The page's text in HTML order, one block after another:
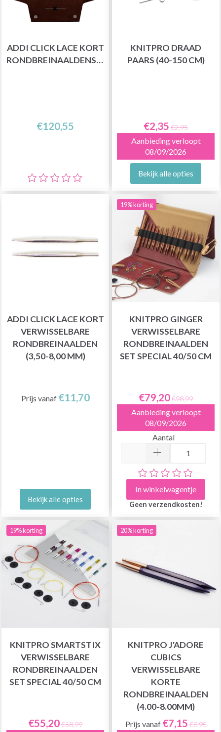
ADDI CLICK LACE KORT
RONDBREINAALDENSET
€120,55
KNITPRO DRAAD
PAARS (40-150 CM)
€2,35 €2,95
Aanbieding verloopt
08/09/2026
Bekijk alle opties
ADDI CLICK LACE KORT
VERWISSELBARE
RONDBREINAALDEN
(3,50-8,00 MM)
Prijs vanaf €11,70
Bekijk alle opties
19% korting
KNITPRO GINGER
VERWISSELBARE
RONDBREINAALDEN
SET SPECIAL 40/50 CM
€79,20€98,99
Aanbieding verloopt
08/09/2026
Aantal
In winkelwagentje
Geen verzendkosten!
19% korting
KNITPRO SMARTSTIX
VERWISSELBARE
RONDBREINAALDEN
SET SPECIAL 40/50 CM
€55,20€68,99
20% korting
KNITPRO J'ADORE
CUBICS
VERWISSELBARE
KORTE
RONDBREINAALDEN
(4.00-8.00MM)
Prijs vanaf €7,15 €8,95